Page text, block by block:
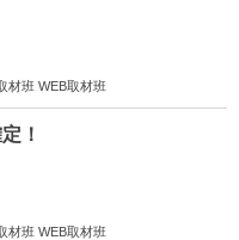
材班 WEB取材班
！
材班 WEB取材班